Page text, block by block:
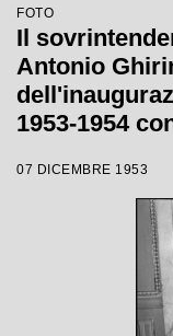
FOTO
Il
Antonio
1953-1954
Giulini, con la
alle sue
07 DICEMBRE 1953